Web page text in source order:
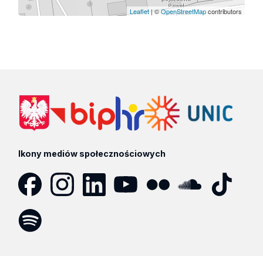
Leaflet| ©OpenStreetMapcontributors
Ikony mediów społecznościowych